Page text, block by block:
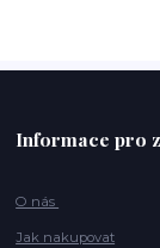
Informace pro
O nás
Jak nakupovat